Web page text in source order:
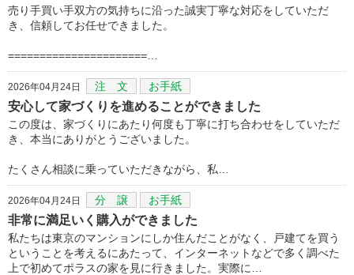
売り手買い手双方の気持ちに沿った誠実丁寧な対応をしていただ
き、信頼してお任せできました。
======================…
2026年04月24日 注 文 お手紙
安心して家づくりを進めることができました
この度は、家づくりにあたり何度も丁寧に打ち合わせをしていただ
き、本当にありがとうございました。
たくさん相談に乗っていただきながら、私…
2026年04月24日 分 譲 お手紙
非常に満足いく購入ができました
私たちは東京のマンションにしか住んだことがなく、戸建てを買う
ということを考えるにあたって、インターネットなどで多く調べた
上で初めてポラスの家を見に行きました。実際に…